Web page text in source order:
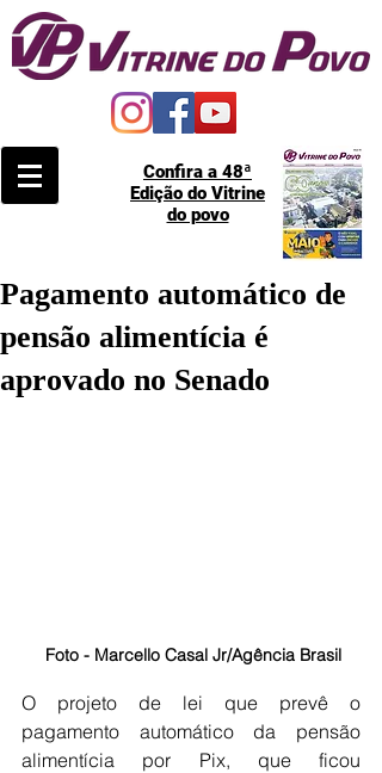
Confira a 48ª
Edição do Vitrine
do povo
Pagamento automático de
pensão alimentícia é
aprovado no Senado
Foto - Marcello Casal Jr/Agência Brasil
O projeto de lei que prevê o
pagamento automático da pensão
alimentícia por Pix, que ficou